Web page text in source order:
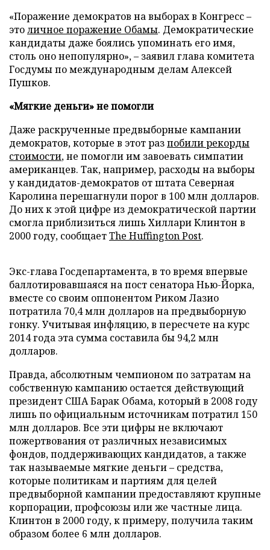
«Поражение демократов на выборах в Конгресс –
этоличное поражение Обамы. Демократические
кандидаты даже боялись упоминать его имя,
столь оно непопулярно», – заявил глава комитета
Госдумы по международным делам Алексей
Пушков.
«Мягкие деньги» не помогли
Даже раскрученные предвыборные кампании
демократов, которые в этот разпобили рекорды
стоимости, не помогли им завоевать симпатии
американцев. Так, например, расходы на выборы
у кандидатов-демократов от штата Северная
Каролина перешагнули порог в 100 млн долларов.
До них к этой цифре из демократической партии
смогла приблизиться лишь Хиллари Клинтон в
2000 году, сообщаетThe Huffington Post.
Экс-глава Госдепартамента, в то время впервые
баллотировавшаяся на пост сенатора Нью-Йорка,
вместе со своим оппонентом Риком Лазио
потратила 70,4 млн долларов на предвыборную
гонку. Учитывая инфляцию, в пересчете на курс
2014 года эта сумма составила бы 94,2 млн
долларов.
Правда, абсолютным чемпионом по затратам на
собственную кампанию остается действующий
президент США Барак Обама, который в 2008 году
лишь по официальным источникам потратил 150
млн долларов. Все эти цифры не включают
пожертвования от различных независимых
фондов, поддерживающих кандидатов, а также
так называемые мягкие деньги – средства,
которые политикам и партиям для целей
предвыборной кампании предоставляют крупные
корпорации, профсоюзы или же частные лица.
Клинтон в 2000 году, к примеру, получила таким
образом более 6 млн долларов.